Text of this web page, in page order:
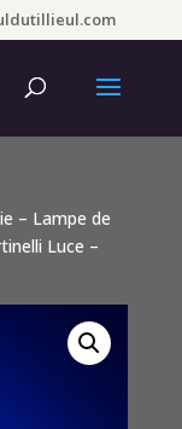
– Lampe de
Luce –